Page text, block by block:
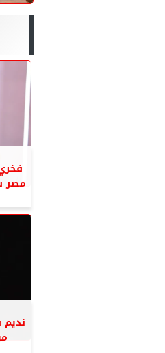
مصر
نديم